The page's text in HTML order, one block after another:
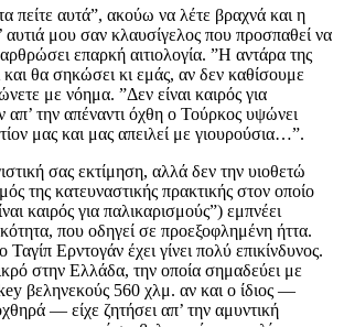
πείτε αυτά”, ακούω να λέτε βραχνά και η
αυτιά μου σαν κλαυσίγελος που προσπαθεί να
επαρκή αιτιολογία. ”Η αντάρα της
θα σηκώσει κι εμάς, αν δεν καθίσουμε
με νόημα. ”Δεν είναι καιρός για
απ’ την απέναντι όχθη ο Τούρκος υψώνει
μας και μας απειλεί με γιουρούσια…”.
σας εκτίμηση, αλλά δεν την υιοθετώ
της κατευναστικής πρακτικής στον οποίο
καιρός για παλικαρισμούς”) εμπνέει
που οδηγεί σε προεξοφλημένη ήττα.
Ερντογάν έχει γίνει πολύ επικίνδυνος.
στην Ελλάδα, την οποία σημαδεύει με
βεληνεκούς 560 χλμ. αν και ο ίδιος —
— είχε ζητήσει απ’ την αμυντική